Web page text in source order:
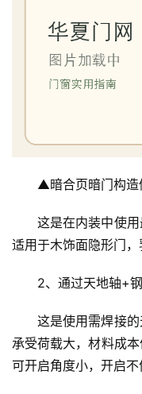
▲暗合页暗门构造
这是在内装中使用
适用于木饰面隐形门，
2、通过天地轴+
这是使用需焊接的
承受荷载大，材料成
可开启角度小，开启不